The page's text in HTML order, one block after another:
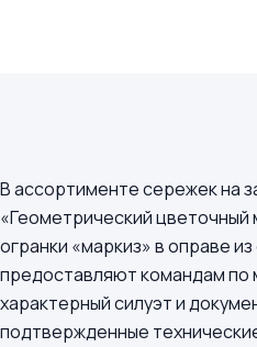
В ассортименте сережек на
«Геометрический цветочный
огранки «маркиз» в оправе
предоставляют командам по
характерный силуэт и
подтвержденные